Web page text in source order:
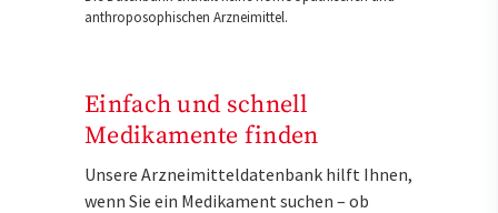
anthroposophischen Arzneimittel.
Einfach und schnell
Medikamente finden
Unsere Arzneimitteldatenbank hilft Ihnen,
wenn Sie ein Medikament suchen – ob